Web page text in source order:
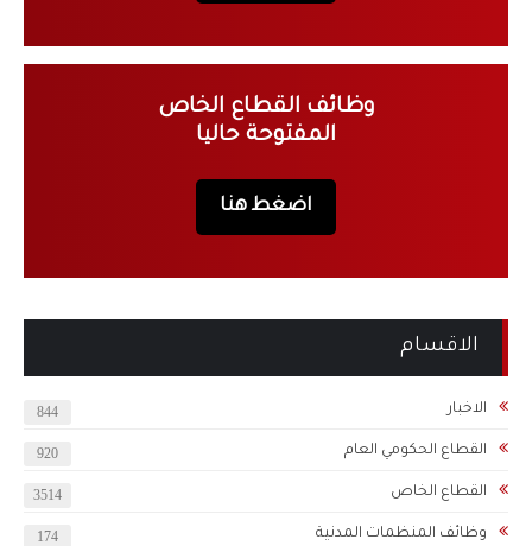
وظائف القطاع الخاص
المفتوحة حاليا
اضغط هنا
الاقسام
الاخبار 844
القطاع الحكومي العام 920
القطاع الخاص 3514
وظائف المنظمات المدنية 174